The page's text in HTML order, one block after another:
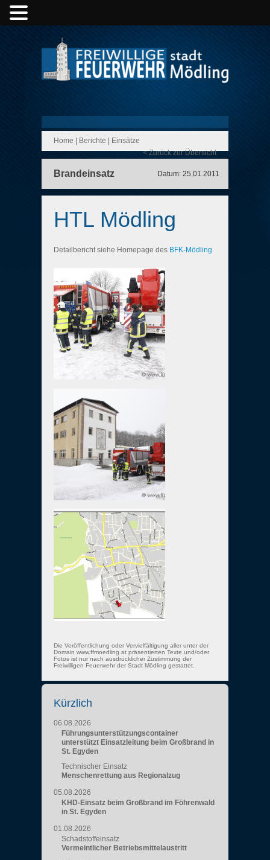
Home Berichte
Einsätze
< Zurück zur Übersicht
Brandeinsatz Datum: 25.01.2011
HTL Mödling
Detailbericht siehe Homepage des BFK-Mödling
Die Veröffentlichung oder Vervielfältigung aller unter der
Domain www.ffmoedling.at präsentierten Texte und/oder
Fotos ist nur nach ausdrücklicher Zustimmung der
Freiwilligen Feuerwehr der Stadt Mödling gestattet.
Kürzlich
06.08.2026
Führungsunterstützungscontainer
unterstützt Einsatzleitung beim Großbrand in
St. Egyden
Technischer Einsatz
Menschenrettung aus Regionalzug
05.08.2026
KHD-Einsatz beim Großbrand im Föhrenwald
in St. Egyden
01.08.2026
Schadstoffeinsatz
Vermeintlicher Betriebsmittelaustritt